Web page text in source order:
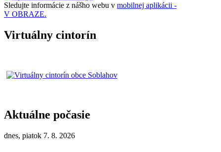
Sledujte informácie z nášho webu v mobilnej aplikácii -
V OBRAZE.
Virtuálny cintorín
Aktuálne počasie
dnes, piatok 7. 8. 2026